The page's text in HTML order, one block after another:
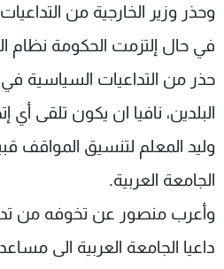
وحذر وزير الخارجية من
في حال إلتزمت الحكومة نظام
حذر من التداعيات السياسية
البلدين، نافيا ان يكون تلقى
وليد المعلم لتنسيق المواقف
الجامعة العربية.
وأعرب منصور عن تخوفه من
داعيا الجامعة العربية الى